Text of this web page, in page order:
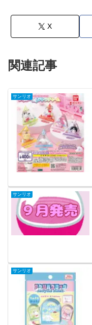
X
関連記事
サンリオ
サンリオ
サンリオ